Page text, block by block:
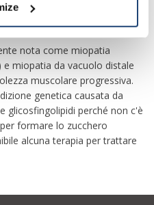
nota come miopatia
miopatia da vacuolo distale
muscolare progressiva.
genetica causata da
glicosfingolipidi perché non c'è
formare lo zucchero
alcuna terapia per trattare